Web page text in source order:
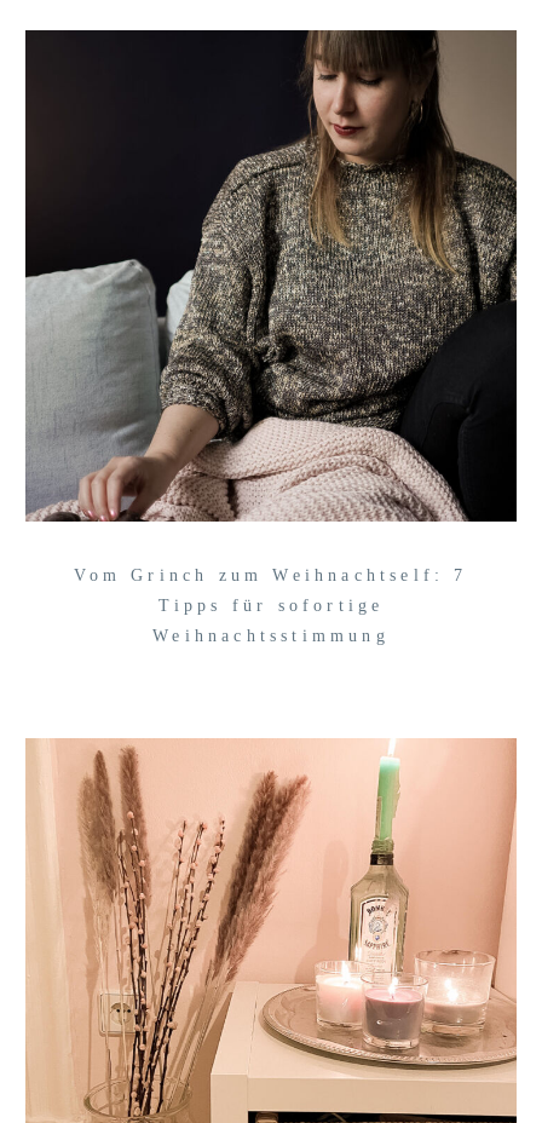
Vom Grinch zum Weihnachtself: 7
Tipps für sofortige
Weihnachtsstimmung